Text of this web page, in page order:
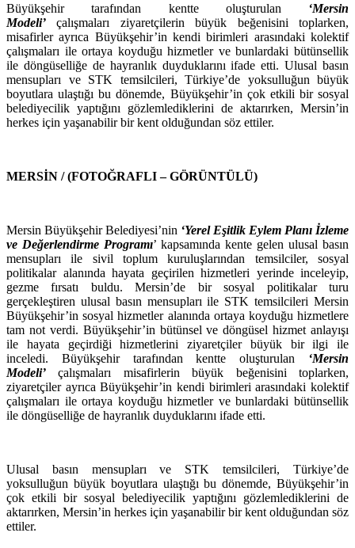
Büyükşehir tarafından kentte oluşturulan ‘Mersin
Modeli’ çalışmaları ziyaretçilerin büyük beğenisini toplarken,
misafirler ayrıca Büyükşehir’in kendi birimleri arasındaki kolektif
çalışmaları ile ortaya koyduğu hizmetler ve bunlardaki bütünsellik
ile döngüselliğe de hayranlık duyduklarını ifade etti. Ulusal basın
mensupları ve STK temsilcileri, Türkiye’de yoksulluğun büyük
boyutlara ulaştığı bu dönemde, Büyükşehir’in çok etkili bir sosyal
belediyecilik yaptığını gözlemlediklerini de aktarırken, Mersin’in
herkes için yaşanabilir bir kent olduğundan söz ettiler.
MERSİN / (FOTOĞRAFLI – GÖRÜNTÜLÜ)
Mersin Büyükşehir Belediyesi’nin ‘Yerel Eşitlik Eylem Planı İzleme
ve Değerlendirme Programı’ kapsamında kente gelen ulusal basın
mensupları ile sivil toplum kuruluşlarından temsilciler, sosyal
politikalar alanında hayata geçirilen hizmetleri yerinde inceleyip,
gezme fırsatı buldu. Mersin’de bir sosyal politikalar turu
gerçekleştiren ulusal basın mensupları ile STK temsilcileri Mersin
Büyükşehir’in sosyal hizmetler alanında ortaya koyduğu hizmetlere
tam not verdi. Büyükşehir’in bütünsel ve döngüsel hizmet anlayışı
ile hayata geçirdiği hizmetlerini ziyaretçiler büyük bir ilgi ile
inceledi. Büyükşehir tarafından kentte oluşturulan ‘Mersin
Modeli’ çalışmaları misafirlerin büyük beğenisini toplarken,
ziyaretçiler ayrıca Büyükşehir’in kendi birimleri arasındaki kolektif
çalışmaları ile ortaya koyduğu hizmetler ve bunlardaki bütünsellik
ile döngüselliğe de hayranlık duyduklarını ifade etti.
Ulusal basın mensupları ve STK temsilcileri, Türkiye’de
yoksulluğun büyük boyutlara ulaştığı bu dönemde, Büyükşehir’in
çok etkili bir sosyal belediyecilik yaptığını gözlemlediklerini de
aktarırken, Mersin’in herkes için yaşanabilir bir kent olduğundan söz
ettiler.